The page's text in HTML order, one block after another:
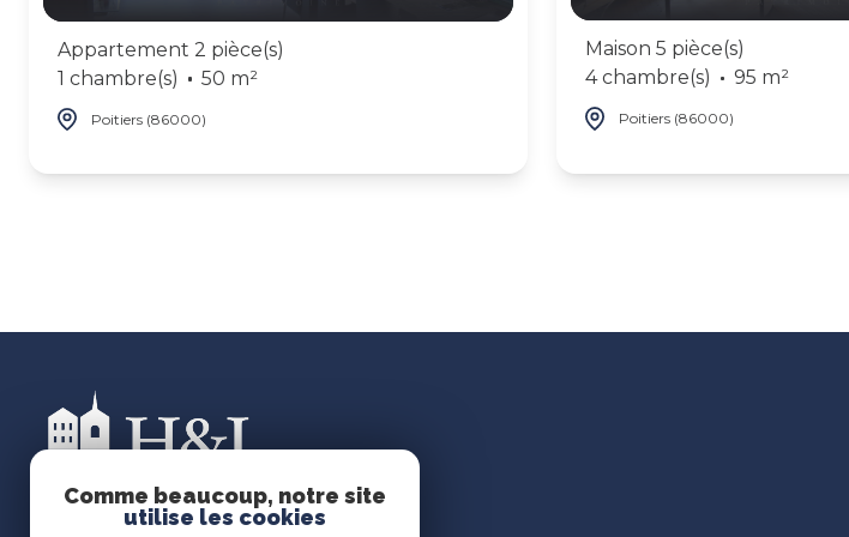
Appartement 2 pièce(s)
1 chambre(s)
50 m²
Poitiers (86000)
Maison 5 pièce(s)
4 chambre(s)
95 m²
Poitiers (86000)
Comme beaucoup, notre site
utilise les cookies